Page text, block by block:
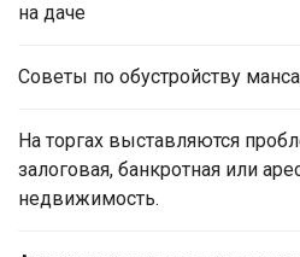
на даче
Советы по обустройству
На торгах выставляются
залоговая, банкротная или
недвижимость.